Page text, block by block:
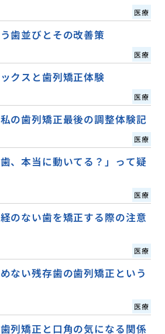
医療
歯並びとその改善策
医療
クスと歯列矯正体験
医療
の歯列矯正最後の調整体験記
医療
、本当に動いてる？」って疑
医療
のない歯を矯正する際の注意
医療
ない残存歯の歯列矯正という
医療
列矯正と口角の気になる関係